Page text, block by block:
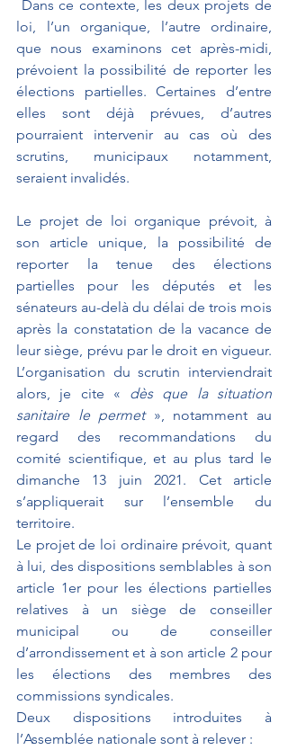
loi, l’un organique, l’autre ordinaire,
que nous examinons cet après-midi,
prévoient la possibilité de reporter les
élections partielles. Certaines d’entre
elles sont déjà prévues, d’autres
pourraient intervenir au cas où des
scrutins, municipaux notamment,
seraient invalidés.
Le projet de loi organique prévoit, à
son article unique, la possibilité de
reporter la tenue des élections
partielles pour les députés et les
sénateurs au-delà du délai de trois mois
après la constatation de la vacance de
leur siège, prévu par le droit en vigueur.
L’organisation du scrutin interviendrait
alors, je cite « dès que la situation
sanitaire le permet », notamment au
regard des recommandations du
comité scientifique, et au plus tard le
dimanche 13 juin 2021. Cet article
s’appliquerait sur l’ensemble du
territoire.
Le projet de loi ordinaire prévoit, quant
à lui, des dispositions semblables à son
article 1er pour les élections partielles
relatives à un siège de conseiller
municipal ou de conseiller
d’arrondissement et à son article 2 pour
les élections des membres des
commissions syndicales.
Deux dispositions introduites à
l’Assemblée nationale sont à relever :